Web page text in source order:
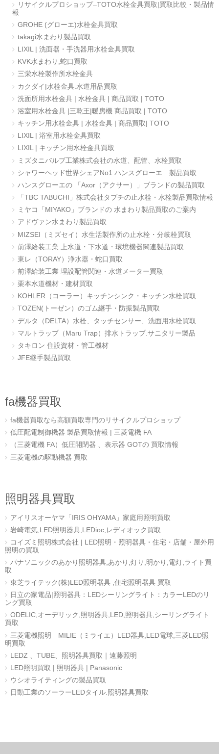
リサイクルプロショップ–TOTO水栓金具買取|買取比較・製品情
報
GROHE (グローエ)水栓金具買取
takagi水まわり製品買取
LIXIL | 洗面器・手洗器用水栓金具買取
KVK水まわり,蛇口買取
三栄水栓製作所水栓金具
カクダイ|水栓金具.水道用品買取
洗面所用水栓金具 | 水栓金具 | 商品買取 | TOTO
浴室用水栓金具 |三乾王|暖房機 商品買取 | TOTO
キッチン用水栓金具 | 水栓金具 | 商品買取| TOTO
LIXIL | 浴室用水栓金具買取
LIXIL | キッチン用水栓金具買取
ミズタニバルブ工業株式会社の水道、配管、水栓買取
シャワーヘッド世界シェアNo1 ハンスグローエ 製品買取
ハンスグローエの 「Axor（アクサー）」ブランドの製品買取
「TBC TABUCHI」株式会社タブチの止水栓・水栓製品買取情報
ミヤコ「MIYAKO」ブランドの 水まわり製品買取のご案内
アドヴァン水まわり製品買取
MIZSEI（ミズセイ）水生活製作所の止水栓・分岐栓買取
前澤給装工業 上水道・下水道・環境機器関連製品買取
東レ（TORAY）浄水器・蛇口買取
前澤給装工業 埋設配管関連・水道メーター買取
栗本水道機材・建材買取
KOHLER（コーラー）キッチンシンク・キッチン水栓買取
TOZEN(トーゼン）のゴム継手・防振製品買取
デルタ（DELTA）水栓、タッチセンサー、洗面用水栓買取
マルトラップ（Maru Trap）排水トラップ.サニタリー製品
タキロン 住設資材・管工機材
JFE継手製品買取
fa機器買取
fa機器買取なら高額買取専門のリサイクルプロショップ
低圧配電制御機器 製品買取情報 | 三菱電機 FA
（三菱電機 FA）低圧開閉器 、表示器 GOTの 買取情報
三菱電機の駆動機器 買取
照明器具買取
アイリスオーヤマ「IRIS OHYAMA」家庭用照明買取
岩崎電気,LED照明器具,LEDioc,レディオック買取
コイズミ照明株式会社 | LED照明・照明器具・住宅・店舗・屋外用
照明の買取
パナソニックのあかり照明器具,あかり,灯り,明かり,電灯,ライト買
取
東芝ライテック(株)LED照明器具 ,住宅照明器具 買取
日立の家電品|照明器具：LEDシーリングライト：カラーLEDのリ
ング買取
ODELIC,オーデリック,照明器具,LED,照明器具,シーリングライト
買取
三菱電機照明 MILIE（ミライエ）LED器具,LED電球,三菱LED照
明買取
LEDZ 、TUBE、照明器具買取｜遠藤照明
LED照明買取 | 照明器具 | Panasonic
ウシオライティングの製品買取
日動工業のソーラーLEDタイル.照明器具買取